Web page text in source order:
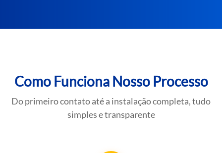
Como Funciona Nosso Processo
Do primeiro contato até a instalação completa, tudo
simples e transparente